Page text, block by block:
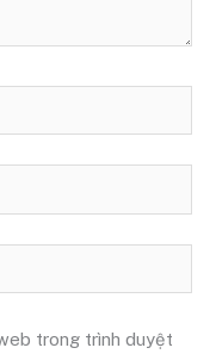
trong trình duyệt